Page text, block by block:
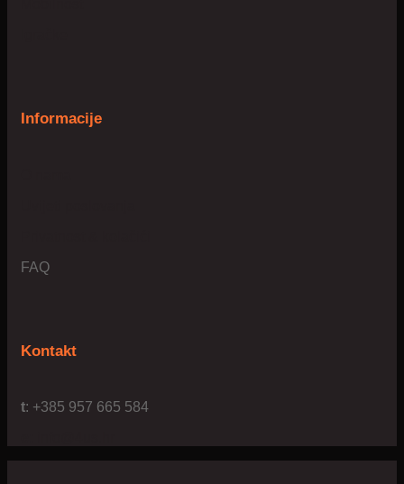
Informacije
FAQ
Kontakt
t: +385 957 665 584